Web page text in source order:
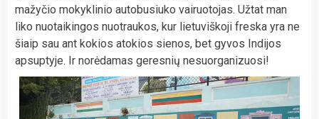
mažyčio mokyklinio autobusiuko vairuotojas. Užtat man
liko nuotaikingos nuotraukos, kur lietuviškoji freska yra ne
šiaip sau ant kokios atokios sienos, bet gyvos Indijos
apsuptyje. Ir norėdamas geresnių nesuorganizuosi!